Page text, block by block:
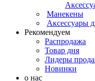
Манекены
Аксессуары
Рекомендуем
Распродажа
Товар дня
Лидеры
Новинки
о нас